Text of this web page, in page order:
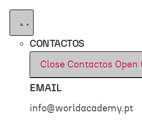
CONTACTOS
Close Contactos Open
EMAIL
info@worldacademy.pt